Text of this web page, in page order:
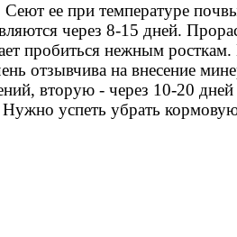
Сеют ее при температуре
через 8-15 дней.
пробиться нежным
отзывчива на внесение
вторую - через 10-20
успеть убрать